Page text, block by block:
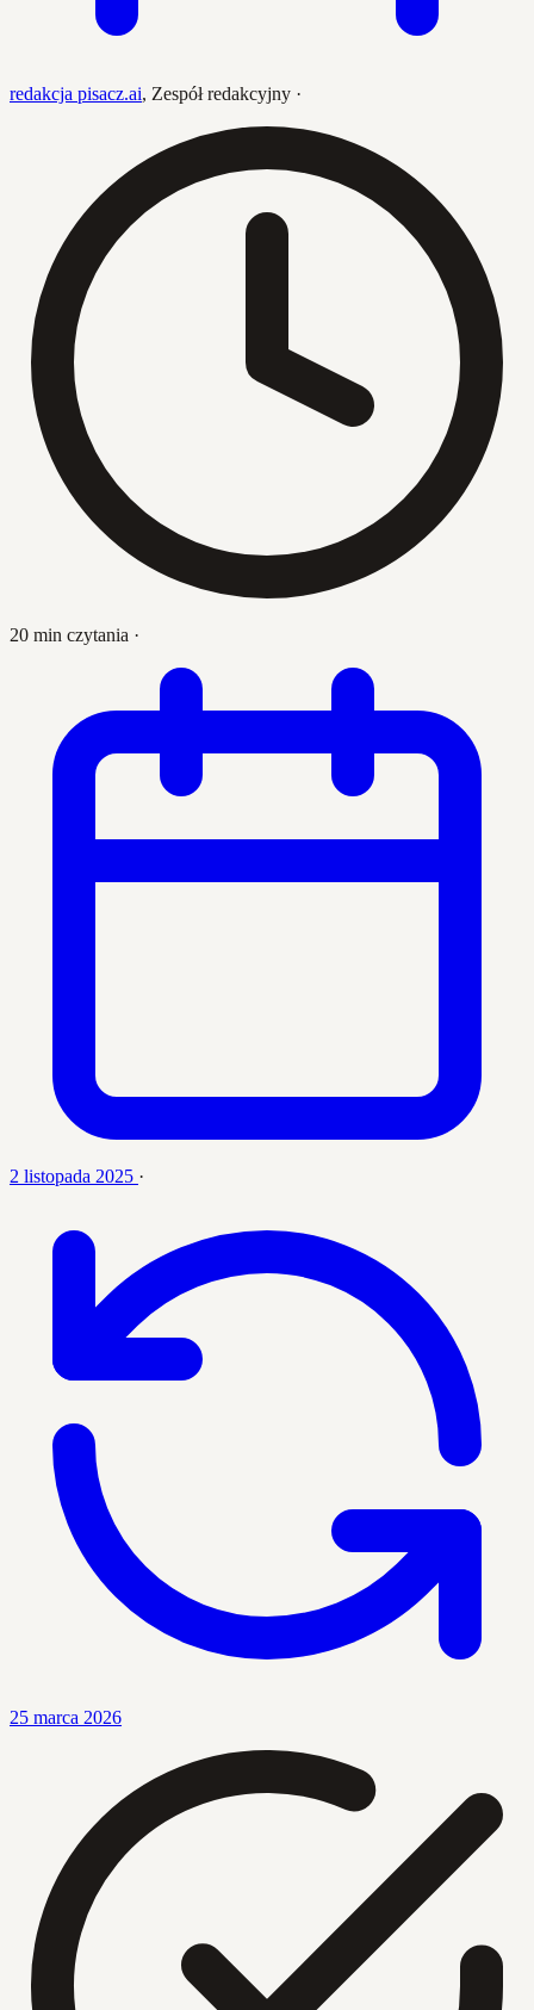
redakcja pisacz.ai, Zespół redakcyjny ·
20 min czytania ·
2 listopada 2025 ·
25 marca 2026